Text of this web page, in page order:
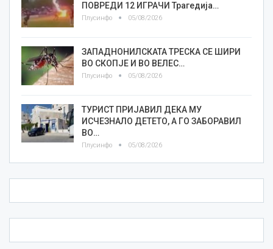
ПОВРЕДИ 12 ИГРАЧИ Трагедија…
Плусинфо 05/08/2026
ЗАПАДНОНИЛСКАТА ТРЕСКА СЕ ШИРИ
ВО СКОПЈЕ И ВО ВЕЛЕС…
Плусинфо 05/08/2026
ТУРИСТ ПРИЈАВИЛ ДЕКА МУ
ИСЧЕЗНАЛО ДЕТЕТО, А ГО ЗАБОРАВИЛ
ВО…
Плусинфо 05/08/2026